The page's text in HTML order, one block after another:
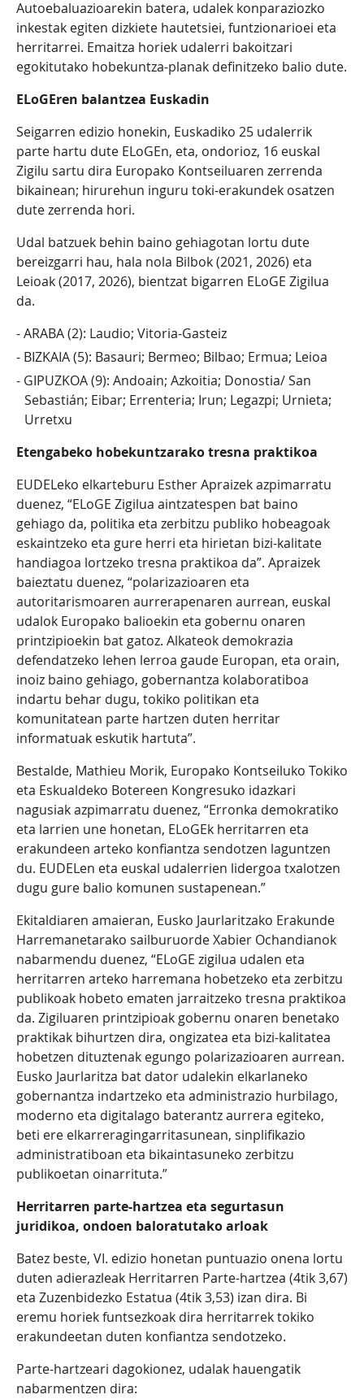
Autoebaluazioarekin batera, udalek konparaziozko
inkestak egiten dizkiete hautetsiei, funtzionarioei eta
herritarrei. Emaitza horiek udalerri bakoitzari
egokitutako hobekuntza-planak definitzeko balio dute.
ELoGEren balantzea Euskadin
Seigarren edizio honekin, Euskadiko 25 udalerrik
parte hartu dute ELoGEn, eta, ondorioz, 16 euskal
Zigilu sartu dira Europako Kontseiluaren zerrenda
bikainean; hirurehun inguru toki-erakundek osatzen
dute zerrenda hori.
Udal batzuek behin baino gehiagotan lortu dute
bereizgarri hau, hala nola Bilbok (2021, 2026) eta
Leioak (2017, 2026), bientzat bigarren ELoGE Zigilua
da.
ARABA (2): Laudio; Vitoria-Gasteiz
BIZKAIA (5): Basauri; Bermeo; Bilbao; Ermua; Leioa
GIPUZKOA (9): Andoain; Azkoitia; Donostia/ San
Sebastián; Eibar; Errenteria; Irun; Legazpi; Urnieta;
Urretxu
Etengabeko hobekuntzarako tresna praktikoa
EUDELeko elkarteburu Esther Apraizek azpimarratu
duenez, “ELoGE Zigilua aintzatespen bat baino
gehiago da, politika eta zerbitzu publiko hobeagoak
eskaintzeko eta gure herri eta hirietan bizi-kalitate
handiagoa lortzeko tresna praktikoa da”. Apraizek
baieztatu duenez, “polarizazioaren eta
autoritarismoaren aurrerapenaren aurrean, euskal
udalok Europako balioekin eta gobernu onaren
printzipioekin bat gatoz. Alkateok demokrazia
defendatzeko lehen lerroa gaude Europan, eta orain,
inoiz baino gehiago, gobernantza kolaboratiboa
indartu behar dugu, tokiko politikan eta
komunitatean parte hartzen duten herritar
informatuak eskutik hartuta”.
Bestalde, Mathieu Morik, Europako Kontseiluko Tokiko
eta Eskualdeko Botereen Kongresuko idazkari
nagusiak azpimarratu duenez, “Erronka demokratiko
eta larrien une honetan, ELoGEk herritarren eta
erakundeen arteko konfiantza sendotzen laguntzen
du. EUDELen eta euskal udalerrien lidergoa txalotzen
dugu gure balio komunen sustapenean.”
Ekitaldiaren amaieran, Eusko Jaurlaritzako Erakunde
Harremanetarako sailburuorde Xabier Ochandianok
nabarmendu duenez, “ELoGE zigilua udalen eta
herritarren arteko harremana hobetzeko eta zerbitzu
publikoak hobeto ematen jarraitzeko tresna praktikoa
da. Zigiluaren printzipioak gobernu onaren benetako
praktikak bihurtzen dira, ongizatea eta bizi-kalitatea
hobetzen dituztenak egungo polarizazioaren aurrean.
Eusko Jaurlaritza bat dator udalekin elkarlaneko
gobernantza indartzeko eta administrazio hurbilago,
moderno eta digitalago baterantz aurrera egiteko,
beti ere elkarreragingarritasunean, sinplifikazio
administratiboan eta bikaintasuneko zerbitzu
publikoetan oinarrituta.”
Herritarren parte-hartzea eta segurtasun
juridikoa, ondoen baloratutako arloak
Batez beste, VI. edizio honetan puntuazio onena lortu
duten adierazleak Herritarren Parte-hartzea (4tik 3,67)
eta Zuzenbidezko Estatua (4tik 3,53) izan dira. Bi
eremu horiek funtsezkoak dira herritarrek tokiko
erakundeetan duten konfiantza sendotzeko.
Parte-hartzeari dagokionez, udalak hauengatik
nabarmentzen dira: